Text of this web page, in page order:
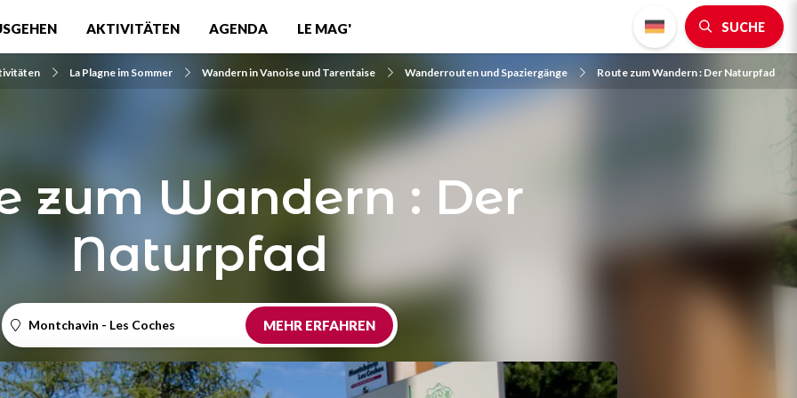
AKTIVITÄTEN AGENDA LE MAG' SUCHE
La Plagne im Sommer Wandern in Vanoise und Tarentaise Wanderrouten und Spaziergänge Route zum Wandern : Der Naturpfad
zum Wandern : Der
Naturpfad
Montchavin - Les Coches MEHR ERFAHREN